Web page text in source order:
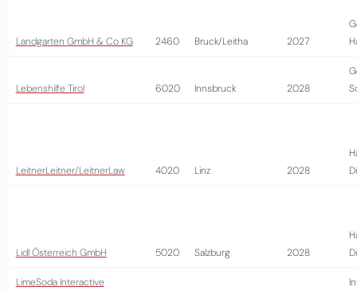
Landgarten GmbH & Co KG 2460 Bruck/Leitha 2027
Lebenshilfe Tirol 6020 Innsbruck 2028
LeitnerLeitner/LeitnerLaw 4020 Linz 2028
Lidl Österreich GmbH 5020 Salzburg 2028
LimeSoda Interactive